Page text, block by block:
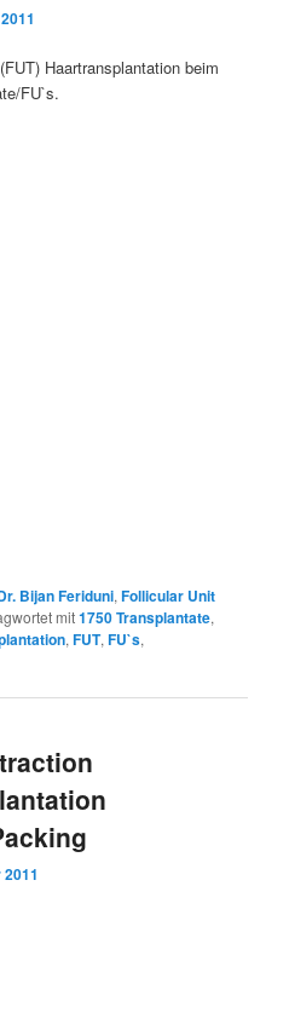
Haartransplantation beim
FU`s.
Bijan Feriduni,Follicular Unit
mit1750 Transplantate,
,FUT,FU`s,